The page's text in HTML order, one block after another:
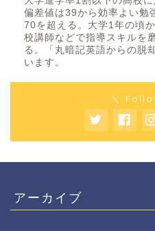
偏差値は39から効率よい勉
70を超える。大学1年の頃
校講師などで指導スキルを
る。「丸暗記英語からの脱
います。
＼
アーカイブ